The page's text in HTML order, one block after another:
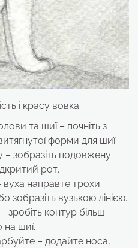
і красу вовка.
та шиї – почніть з
форми для шиї.
– зобразіть подовжену
рот.
вуха направте трохи
зобразіть вузькою лінією.
контур більш
шиї.
– додайте носа,